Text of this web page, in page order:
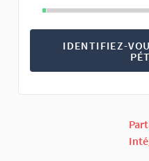
IDENTIFIEZ-